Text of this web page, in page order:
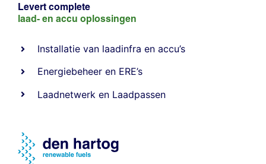
Levert complete
laad- en accu oplossingen
Installatie van laadinfra en accu’s
Energiebeheer en ERE’s
Laadnetwerk en Laadpassen